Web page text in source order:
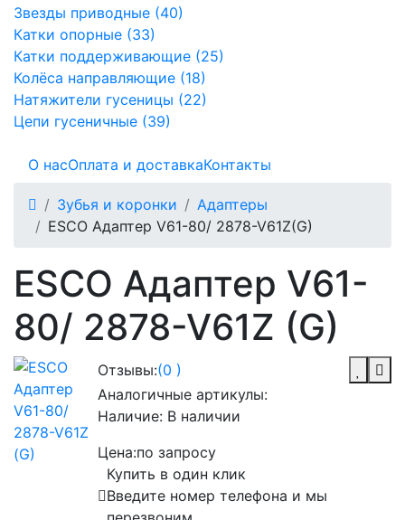
Звезды приводные (40)
Катки опорные (33)
Катки поддерживающие (25)
Колёса направляющие (18)
Натяжители гусеницы (22)
Цепи гусеничные (39)
О насОплата и доставкаКонтакты
Зубья и коронки
Адаптеры
ESCO Адаптер V61-80/ 2878-V61Z(G)
ESCO Адаптер V61-
80/ 2878-V61Z (G)
Отзывы:(0 )
Аналогичные артикулы:
Наличие: В наличии
Цена:по запросу
Купить в один клик
Введите номер телефона и мы